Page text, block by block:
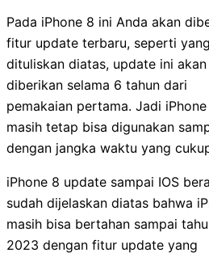
Pada iPhone 8 ini Anda akan
fitur update terbaru, seperti yang
dituliskan diatas, update ini akan
diberikan selama 6 tahun dari
pemakaian pertama. Jadi
masih tetap bisa digunakan
dengan jangka waktu yang
iPhone 8 update sampai IOS
sudah dijelaskan diatas bahwa
masih bisa bertahan sampai
2023 dengan fitur update yang